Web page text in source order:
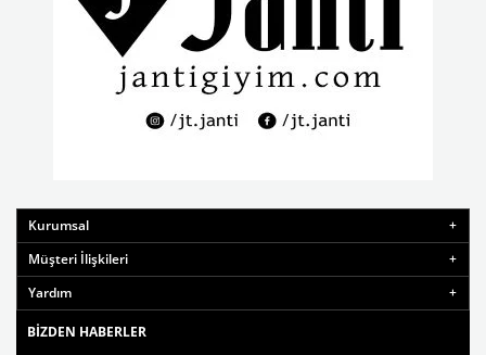
Kurumsal
Müşteri İlişkileri
Yardım
BIZDEN HABERLER